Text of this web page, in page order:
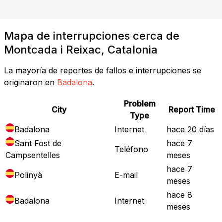
Mapa de interrupciones cerca de
Montcada i Reixac, Catalonia
La mayoría de reportes de fallos e interrupciones se
originaron en Badalona.
City
Problem
Type
Report Time
Badalona
Internet
hace 20 días
Sant Fost de
Campsentelles
Teléfono
hace 7
meses
Polinyà
E-mail
hace 7
meses
Badalona
Internet
hace 8
meses